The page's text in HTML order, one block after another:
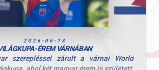
2026-06-13
ÉREM VÁRNÁBAN
szerepléssel zárult a várnai World